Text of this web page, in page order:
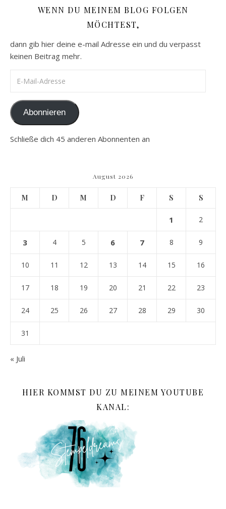
WENN DU MEINEM BLOG FOLGEN
MÖCHTEST,
dann gib hier deine e-mail Adresse ein und du verpasst
keinen Beitrag mehr.
Abonnieren
Schließe dich 45 anderen Abonnenten an
August 2026
M D M D F S S
1 2
3 4 5 6 7 8 9
10 11 12 13 14 15 16
17 18 19 20 21 22 23
24 25 26 27 28 29 30
31
« Juli
HIER KOMMST DU ZU MEINEM YOUTUBE
KANAL: